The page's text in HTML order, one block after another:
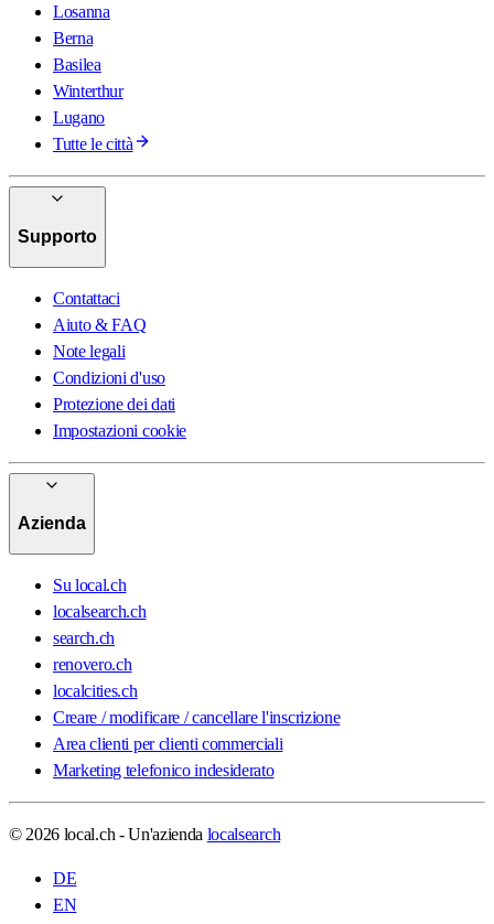
Losanna
Berna
Basilea
Winterthur
Lugano
Tutte le città
Supporto
Contattaci
Aiuto & FAQ
Note legali
Condizioni d'uso
Protezione dei dati
Impostazioni cookie
Azienda
Su local.ch
localsearch.ch
search.ch
renovero.ch
localcities.ch
Creare / modificare / cancellare l'inscrizione
Area clienti per clienti commerciali
Marketing telefonico indesiderato
© 2026 local.ch - Un'azienda localsearch
DE
EN